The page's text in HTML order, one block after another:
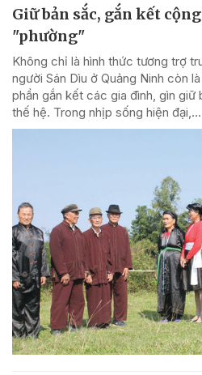
Giữ bản sắc, gắn kết
"phường"
Không chỉ là hình thức tương trợ
người Sán Dìu ở Quảng Ninh còn
phần gắn kết các gia đình, gìn giữ
thế hệ. Trong nhịp sống hiện đại,...